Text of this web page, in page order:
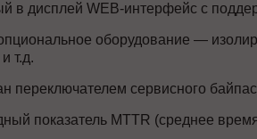
в дисплей WEB-интерфейс с
оборудование —
т.д.
переключателем сервисного
показатель MTTR (среднее